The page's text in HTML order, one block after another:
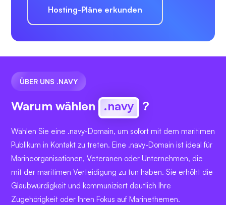
Hosting-Pläne erkunden
ÜBER UNS .NAVY
Warum wählen .navy ?
Wählen Sie eine .navy-Domain, um sofort mit dem maritimen
Publikum in Kontakt zu treten. Eine .navy-Domain ist ideal für
Marineorganisationen, Veteranen oder Unternehmen, die
mit der maritimen Verteidigung zu tun haben. Sie erhöht die
Glaubwürdigkeit und kommuniziert deutlich Ihre
Zugehörigkeit oder Ihren Fokus auf Marinethemen.